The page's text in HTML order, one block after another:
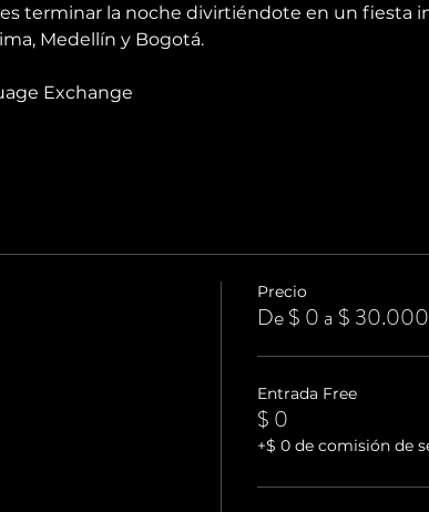
terminar la noche divirtiéndote en un fiesta
Medellín y Bogotá.
Exchange
Precio
De $ 0 a $ 30.000
Entrada Free
$ 0
+$ 0 de comisión de